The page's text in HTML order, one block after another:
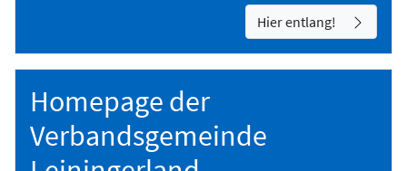
Hier entlang!
Homepage der
Verbandsgemeinde